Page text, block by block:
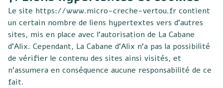
Le site https://www.micro-creche-vertou.fr contient
un certain nombre de liens hypertextes vers d’autres
sites, mis en place avec l’autorisation de La Cabane
d’Alix. Cependant, La Cabane d’Alix n’a pas la possibilité
de vérifier le contenu des sites ainsi visités, et
n’assumera en conséquence aucune responsabilité de ce
fait.